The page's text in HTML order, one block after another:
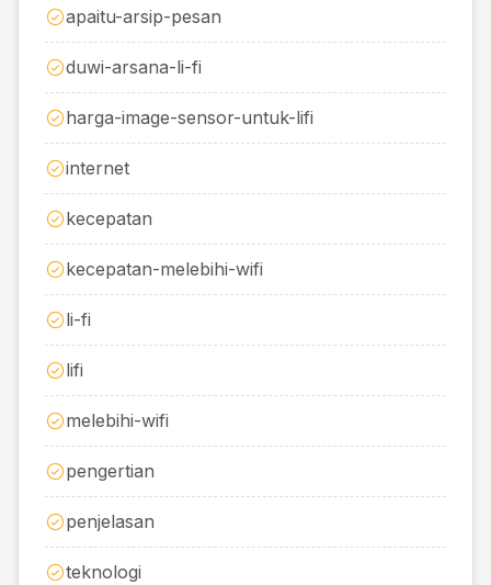
apaitu-arsip-pesan
duwi-arsana-li-fi
harga-image-sensor-untuk-lifi
internet
kecepatan
kecepatan-melebihi-wifi
li-fi
lifi
melebihi-wifi
pengertian
penjelasan
teknologi